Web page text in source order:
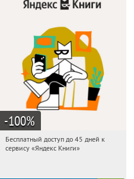
-100%
20:19:37
Получи первым!
Бесплатный доступ до 45 дней к
сервису «Яндекс Книги»